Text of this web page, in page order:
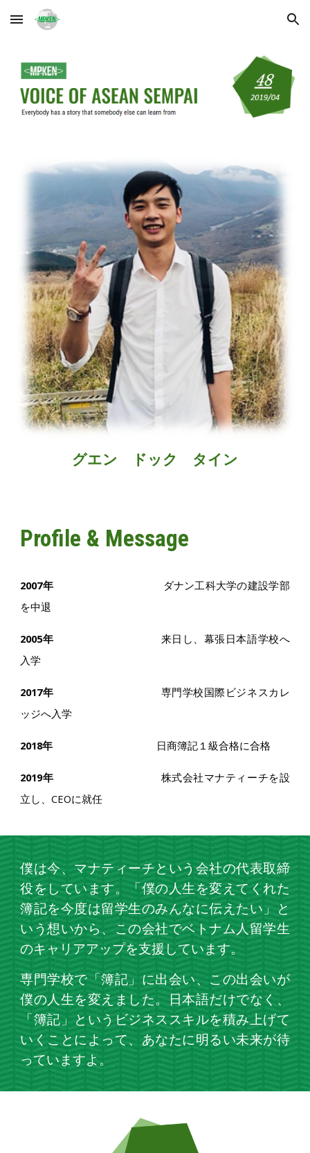
Skip to main content Skip to navigation
グエン ドック タイン
Profile & Message
2007年
ダナン工科大学の建設学部
を中退
2005年 来日し、幕張日本語学校へ
入学
2017年
専門学校国際ビジネスカレ
ッジへ入学
2018年 日商簿記１級合格に合格
2019年 株式会社マナティーチを設
立し、CEOに就任
僕は今、マナティーチという会社の代表取締
役をしています。「僕の人生を変えてくれた
簿記を今度は留学生のみんなに伝えたい」と
いう想いから、この会社でベトナム人留学生
のキャリアアップを支援しています。
専門学校で「簿記」に出会い、この出会いが
僕の人生を変えました。日本語だけでなく、
「簿記」というビジネススキルを積み上げて
いくことによって、あなたに明るい未来が待
っていますよ。